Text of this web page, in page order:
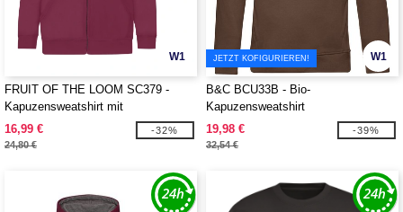
W1
FRUIT OF THE LOOM SC379 -
Kapuzensweatshirt mit
durchgehendem Reißverschluss für
Kinder
16,99 €
24,80 €
-32%
W1
JETZT KOFIGURIEREN!
B&C BCU33B - Bio-
Kapuzensweatshirt
19,98 €
32,54 €
-39%